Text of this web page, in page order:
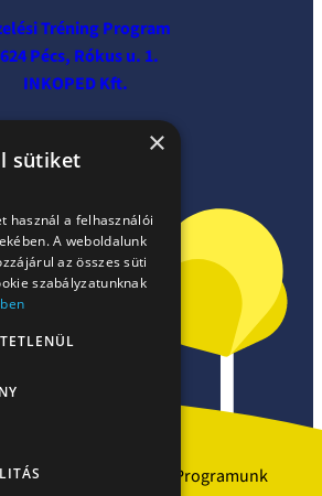
Tréning Program
Pécs, Rókus u. 1.
INKOPED Kft.
Programunk
×
sütiket
használ a felhasználói
A weboldalunk
az összes süti
szabályzatunknak